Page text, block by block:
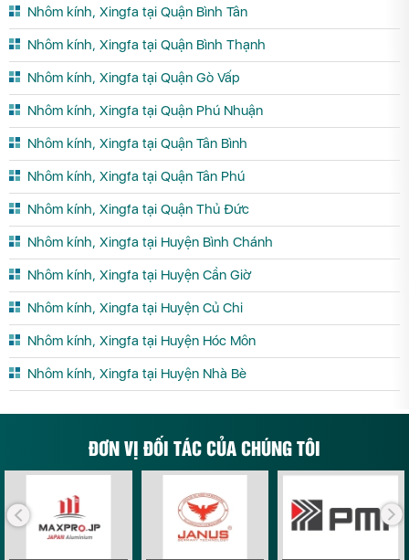
Nhôm kính, Xingfa tại Quận Bình Tân
Nhôm kính, Xingfa tại Quận Bình Thạnh
Nhôm kính, Xingfa tại Quận Gò Vấp
Nhôm kính, Xingfa tại Quận Phú Nhuận
Nhôm kính, Xingfa tại Quận Tân Bình
Nhôm kính, Xingfa tại Quận Tân Phú
Nhôm kính, Xingfa tại Quận Thủ Đức
Nhôm kính, Xingfa tại Huyện Bình Chánh
Nhôm kính, Xingfa tại Huyện Cần Giờ
Nhôm kính, Xingfa tại Huyện Củ Chi
Nhôm kính, Xingfa tại Huyện Hóc Môn
Nhôm kính, Xingfa tại Huyện Nhà Bè
ĐƠN VỊ ĐỐI TÁC CỦA CHÚNG TÔI